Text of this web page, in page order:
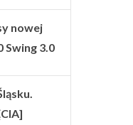
nowej
Swing 3.0